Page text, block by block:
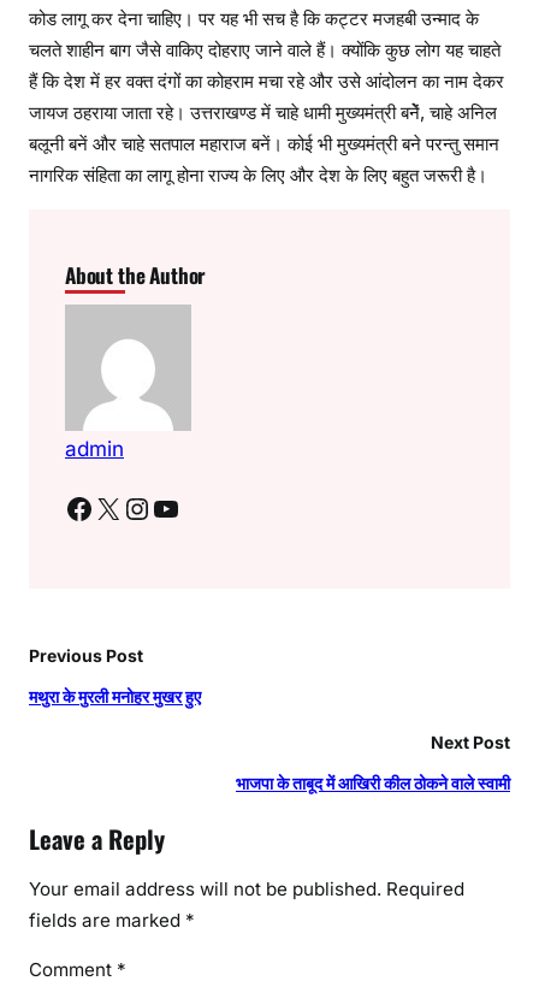
कोड लागू कर देना चाहिए। पर यह भी सच है कि कट्टर मजहबी उन्माद के
चलते शाहीन बाग जैसे वाकिए दोहराए जाने वाले हैं। क्योंकि कुछ लोग यह चाहते
हैं कि देश में हर वक्त दंगों का कोहराम मचा रहे और उसे आंदोलन का नाम देकर
जायज ठहराया जाता रहे। उत्तराखण्ड में चाहे धामी मुख्यमंत्री बनेें, चाहे अनिल
बलूनी बनें और चाहे सतपाल महाराज बनें। कोई भी मुख्यमंत्री बने परन्तु समान
नागरिक संहिता का लागू होना राज्य के लिए और देश के लिए बहुत जरूरी है।
About the Author
admin
Facebook X Instagram YouTube
Previous Post
मथुरा के मुरली मनोहर मुखर हुए
Next Post
भाजपा के ताबूद में आखिरी कील ठोकने वाले स्वामी
Leave a Reply
Your email address will not be published. Required
fields are marked *
Comment *